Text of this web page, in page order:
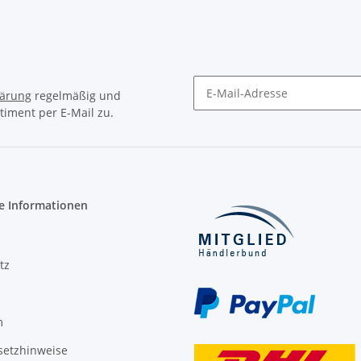
regelmäßig und
per E-Mail zu.
Informationen